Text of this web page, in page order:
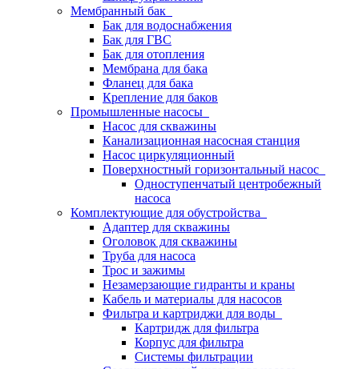
Мембранный бак
Бак для водоснабжения
Бак для ГВС
Бак для отопления
Мембрана для бака
Фланец для бака
Крепление для баков
Промышленные насосы
Насос для скважины
Канализационная насосная станция
Насос циркуляционный
Поверхностный горизонтальный насос
Одноступенчатый центробежный
насоса
Комплектующие для обустройства
Адаптер для скважины
Оголовок для скважины
Труба для насоса
Трос и зажимы
Незамерзающие гидранты и краны
Кабель и материалы для насосов
Фильтра и картриджи для воды
Картридж для фильтра
Корпус для фильтра
Системы фильтрации